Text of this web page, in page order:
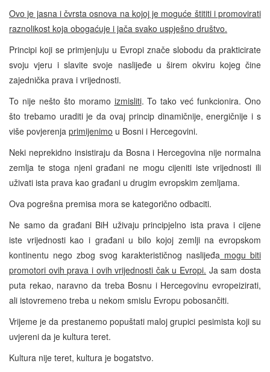
Ovo je jasna i čvrsta osnova na kojoj je moguće štititi i promovirati
raznolikost koja obogaćuje i jača svako uspješno društvo.
Principi koji se primjenjuju u Evropi znače slobodu da prakticirate
svoju vjeru i slavite svoje naslijeđe u širem okviru kojeg čine
zajednička prava i vrijednosti.
To nije nešto što moramo izmisliti. To tako već funkcionira. Ono
što trebamo uraditi je da ovaj princip dinamičnije, energičnije i s
više povjerenja primijenimo u Bosni i Hercegovini.
Neki neprekidno insistiraju da Bosna i Hercegovina nije normalna
zemlja te stoga njeni građani ne mogu cijeniti iste vrijednosti ili
uživati ista prava kao građani u drugim evropskim zemljama.
Ova pogrešna premisa mora se kategorično odbaciti.
Ne samo da građani BiH uživaju principjelno ista prava i cijene
iste vrijednosti kao i građani u bilo kojoj zemlji na evropskom
kontinentu nego zbog svog karakterističnog naslijeđa mogu biti
promotori ovih prava i ovih vrijednosti čak u Evropi. Ja sam dosta
puta rekao, naravno da treba Bosnu i Hercegovinu evropeizirati,
ali istovremeno treba u nekom smislu Evropu pobosančiti.
Vrijeme je da prestanemo popuštati maloj grupici pesimista koji su
uvjereni da je kultura teret.
Kultura nije teret, kultura je bogatstvo.